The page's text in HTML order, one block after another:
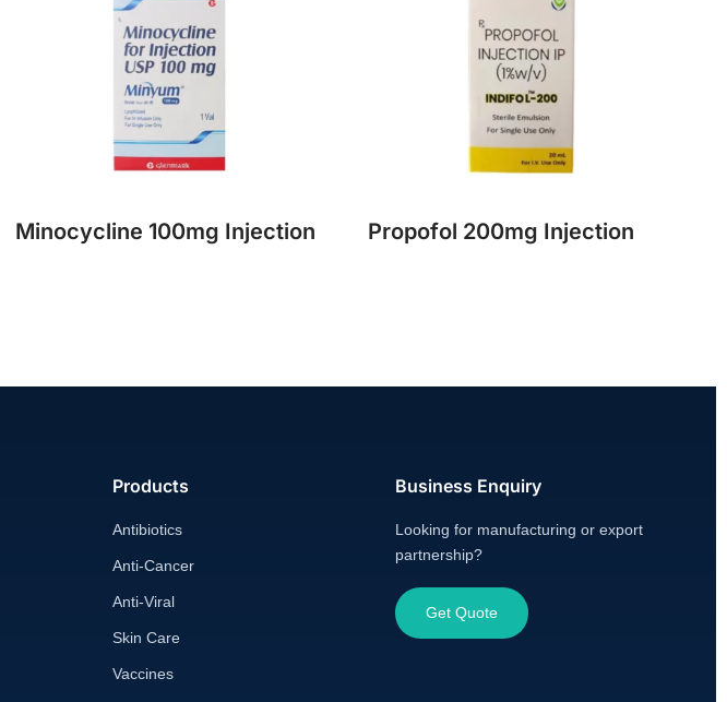
Minocycline 100mg Injection Propofol 200mg Injection
Products
Antibiotics
Anti-Cancer
Anti-Viral
Skin Care
Vaccines
Business Enquiry
Looking for manufacturing or export
partnership?
Get Quote